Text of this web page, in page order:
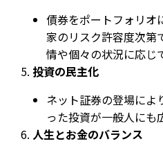
債券をポートフォリオ
家のリスク許容度次第
情や個々の状況に応じ
投資の民主化
ネット証券の登場によ
った投資が一般人にも
人生とお金のバランス